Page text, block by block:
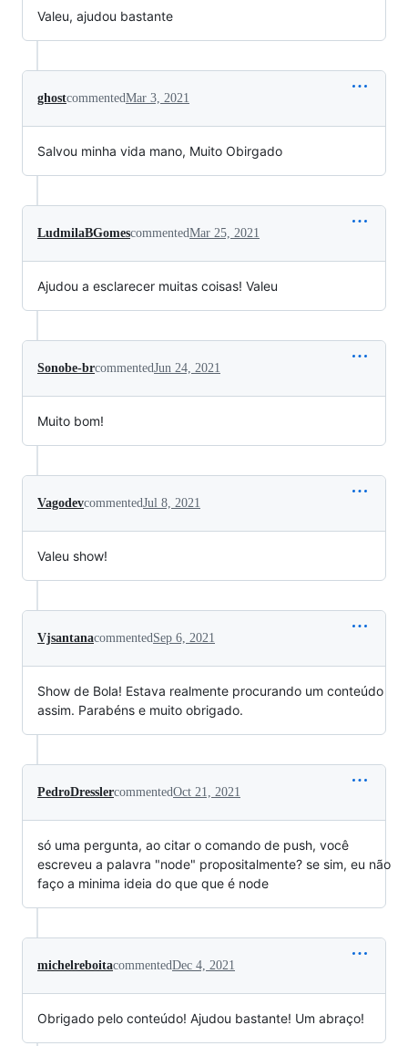
Valeu, ajudou bastante
ghostcommentedMar 3, 2021
Salvou minha vida mano, Muito Obirgado
LudmilaBGomescommentedMar 25, 2021
Ajudou a esclarecer muitas coisas! Valeu
Sonobe-brcommentedJun 24, 2021
Muito bom!
VagodevcommentedJul 8, 2021
Valeu show!
VjsantanacommentedSep 6, 2021
Show de Bola! Estava realmente procurando um conteúdo
assim. Parabéns e muito obrigado.
PedroDresslercommentedOct 21, 2021
só uma pergunta, ao citar o comando de push, você
escreveu a palavra "node" propositalmente? se sim, eu não
faço a minima ideia do que que é node
michelreboitacommentedDec 4, 2021
Obrigado pelo conteúdo! Ajudou bastante! Um abraço!